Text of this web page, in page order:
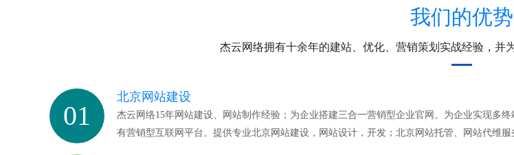
我们的优势
杰云网络拥有十余年的建站、优化、营销策划实战经验，并
01
北京网站建设
杰云网络15年网站建设、网站制作经验；为企业搭建三合一营销型企业官网。为企业实现多终
有营销型互联网平台。提供专业北京网站建设，网站设计，开发；北京网站托管、网站代维服